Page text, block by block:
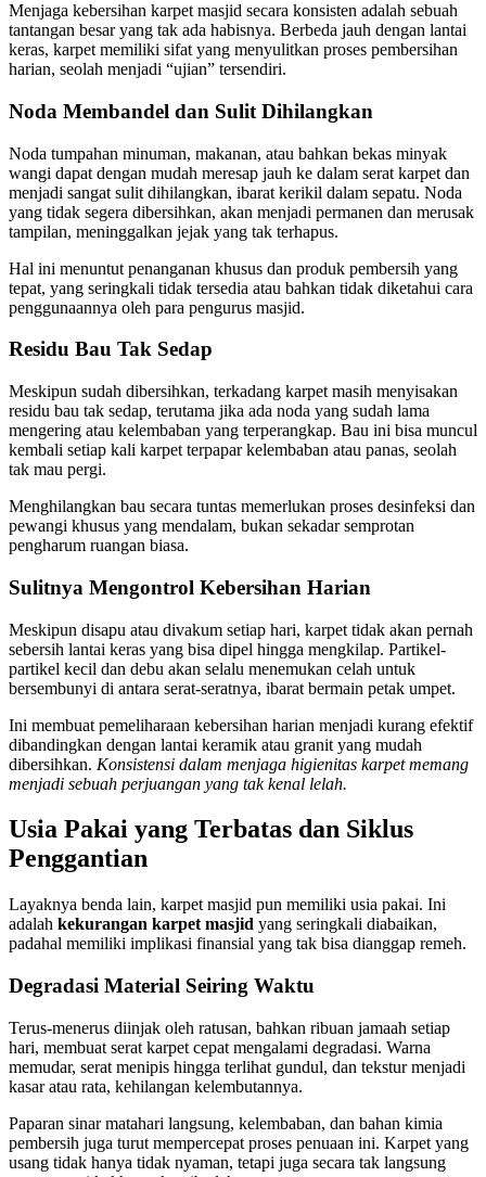
Menjaga kebersihan karpet masjid secara konsisten adalah sebuah
tantangan besar yang tak ada habisnya. Berbeda jauh dengan lantai
keras, karpet memiliki sifat yang menyulitkan proses pembersihan
harian, seolah menjadi “ujian” tersendiri.
Noda Membandel dan Sulit Dihilangkan
Noda tumpahan minuman, makanan, atau bahkan bekas minyak
wangi dapat dengan mudah meresap jauh ke dalam serat karpet dan
menjadi sangat sulit dihilangkan, ibarat kerikil dalam sepatu. Noda
yang tidak segera dibersihkan, akan menjadi permanen dan merusak
tampilan, meninggalkan jejak yang tak terhapus.
Hal ini menuntut penanganan khusus dan produk pembersih yang
tepat, yang seringkali tidak tersedia atau bahkan tidak diketahui cara
penggunaannya oleh para pengurus masjid.
Residu Bau Tak Sedap
Meskipun sudah dibersihkan, terkadang karpet masih menyisakan
residu bau tak sedap, terutama jika ada noda yang sudah lama
mengering atau kelembaban yang terperangkap. Bau ini bisa muncul
kembali setiap kali karpet terpapar kelembaban atau panas, seolah
tak mau pergi.
Menghilangkan bau secara tuntas memerlukan proses desinfeksi dan
pewangi khusus yang mendalam, bukan sekadar semprotan
pengharum ruangan biasa.
Sulitnya Mengontrol Kebersihan Harian
Meskipun disapu atau divakum setiap hari, karpet tidak akan pernah
sebersih lantai keras yang bisa dipel hingga mengkilap. Partikel-
partikel kecil dan debu akan selalu menemukan celah untuk
bersembunyi di antara serat-seratnya, ibarat bermain petak umpet.
Ini membuat pemeliharaan kebersihan harian menjadi kurang efektif
dibandingkan dengan lantai keramik atau granit yang mudah
dibersihkan. Konsistensi dalam menjaga higienitas karpet memang
menjadi sebuah perjuangan yang tak kenal lelah.
Usia Pakai yang Terbatas dan Siklus
Penggantian
Layaknya benda lain, karpet masjid pun memiliki usia pakai. Ini
adalah kekurangan karpet masjid yang seringkali diabaikan,
padahal memiliki implikasi finansial yang tak bisa dianggap remeh.
Degradasi Material Seiring Waktu
Terus-menerus diinjak oleh ratusan, bahkan ribuan jamaah setiap
hari, membuat serat karpet cepat mengalami degradasi. Warna
memudar, serat menipis hingga terlihat gundul, dan tekstur menjadi
kasar atau rata, kehilangan kelembutannya.
Paparan sinar matahari langsung, kelembaban, dan bahan kimia
pembersih juga turut mempercepat proses penuaan ini. Karpet yang
usang tidak hanya tidak nyaman, tetapi juga secara tak langsung